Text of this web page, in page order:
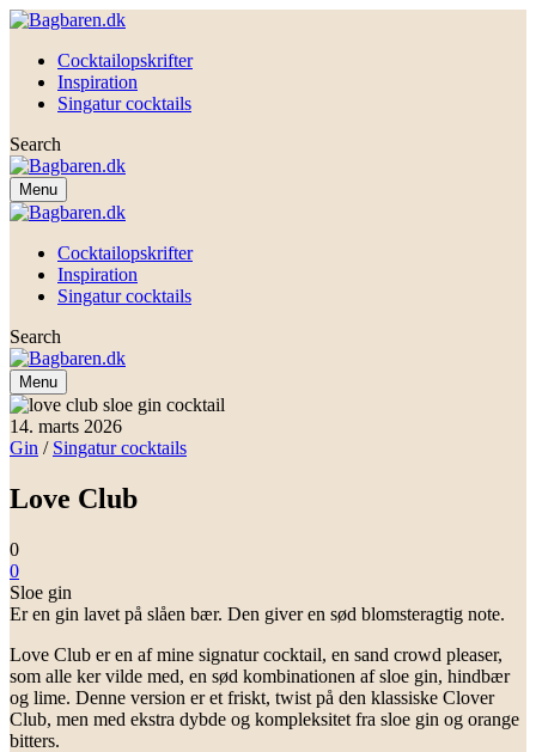
Cocktailopskrifter
Inspiration
Singatur cocktails
Search
Menu
Cocktailopskrifter
Inspiration
Singatur cocktails
Search
Menu
14. marts 2026
Gin / Singatur cocktails
Love Club
0
0
Sloe gin
Er en gin lavet på slåen bær. Den giver en sød blomsteragtig note.
Love Club er en af mine signatur cocktail, en sand crowd pleaser,
som alle ker vilde med, en sød kombinationen af sloe gin, hindbær
og lime. Denne version er et friskt, twist på den klassiske Clover
Club, men med ekstra dybde og kompleksitet fra sloe gin og orange
bitters.